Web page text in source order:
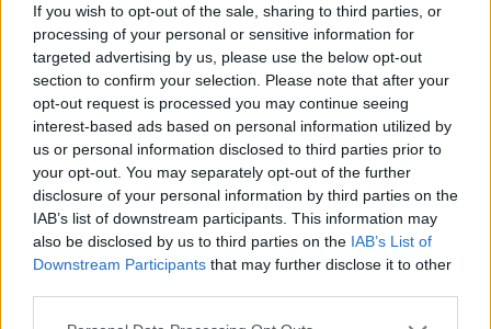
If you wish to opt-out of the sale, sharing to third parties, or
processing of your personal or sensitive information for
targeted advertising by us, please use the below opt-out
section to confirm your selection. Please note that after your
opt-out request is processed you may continue seeing
interest-based ads based on personal information utilized by
us or personal information disclosed to third parties prior to
your opt-out. You may separately opt-out of the further
disclosure of your personal information by third parties on the
IAB’s list of downstream participants. This information may
also be disclosed by us to third parties on the IAB’s List of
Downstream Participants that may further disclose it to other
Baterie SCHLIEGER Tower H1 Zdroj | Schlieger
Jak bude A.I. systém fungovat?
Nový software bude využívat neuronovou síť, která